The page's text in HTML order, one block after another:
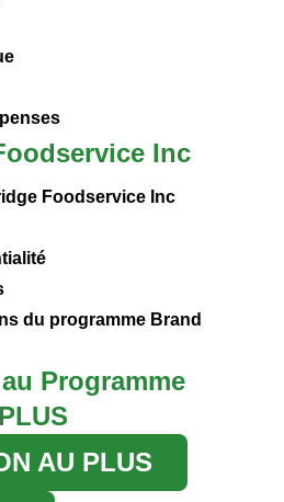
Inc
Foodservice Inc
du programme Brand
Programme
AU PLUS